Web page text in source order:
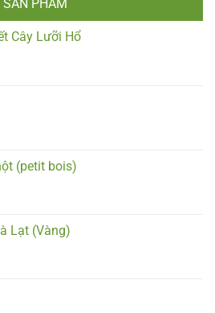
SẢN PHẨM
Cây Lưỡi Hổ
(petit bois)
Lạt (Vàng)